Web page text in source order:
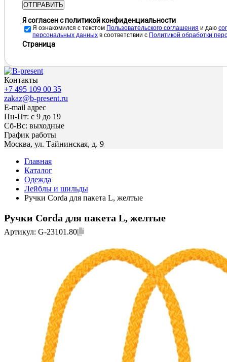
ОТПРАВИТЬ
Я согласен с политикой конфиденциальности
Я ознакомился с текстом Пользовательского соглашения и даю
персональных данных в соответствии с Политикой обработки
Страница
Контакты
+7 495 109 00 35
zakaz@b-present.ru
E-mail адрес
Пн-Пт: с 9 до 19
Сб-Вс: выходные
График работы
Москва, ул. Тайнинская, д. 9
Главная
Каталог
Одежда
Лейблы и шильды
Ручки Corda для пакета L, желтые
Ручки Corda для пакета L, желтые
Артикул: G-23101.80